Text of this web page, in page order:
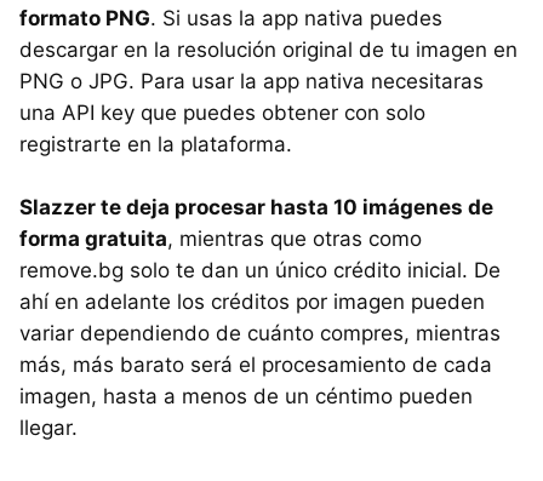
formato PNG. Si usas la app nativa puedes
descargar en la resolución original de tu imagen en
PNG o JPG. Para usar la app nativa necesitaras
una API key que puedes obtener con solo
registrarte en la plataforma.
Slazzer te deja procesar hasta 10 imágenes de
forma gratuita, mientras que otras como
remove.bg solo te dan un único crédito inicial. De
ahí en adelante los créditos por imagen pueden
variar dependiendo de cuánto compres, mientras
más, más barato será el procesamiento de cada
imagen, hasta a menos de un céntimo pueden
llegar.